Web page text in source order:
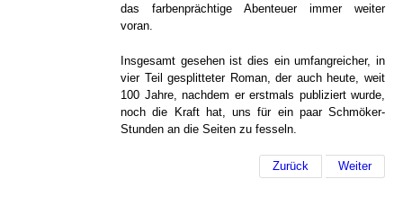
das farbenprächtige Abenteuer immer weiter
voran.
Insgesamt gesehen ist dies ein umfangreicher, in
vier Teil gesplitteter Roman, der auch heute, weit
100 Jahre, nachdem er erstmals publiziert wurde,
noch die Kraft hat, uns für ein paar Schmöker-
Stunden an die Seiten zu fesseln.
Zurück Weiter